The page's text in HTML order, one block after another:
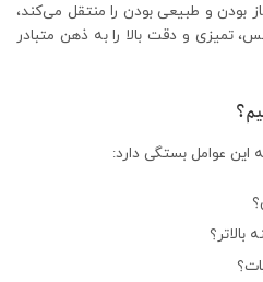
و طبیعی بودن را منتقل می‌کند،
و دقت بالا را به ذهن متبادر
عوامل بستگی دارد:
بالاتر؟